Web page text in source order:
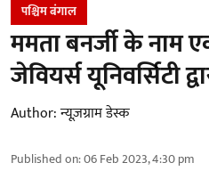
पश्चिम बंगाल
ममता बनर्जी के नाम
जेवियर्स यूनिवर्सिटी
Author:न्यूज़ग्राम डेस्क
Published on:06 Feb 2023, 4:30 pm